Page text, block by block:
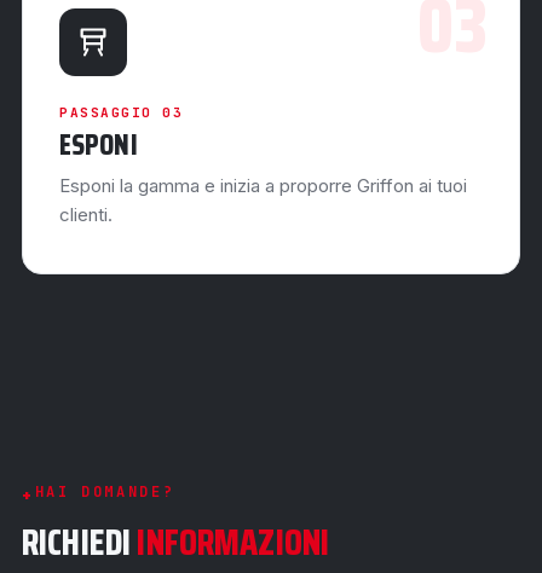
PASSAGGIO 03
ESPONI
Esponi la gamma e inizia a proporre Griffon ai tuoi
clienti.
HAI DOMANDE?
RICHIEDIINFORMAZIONI